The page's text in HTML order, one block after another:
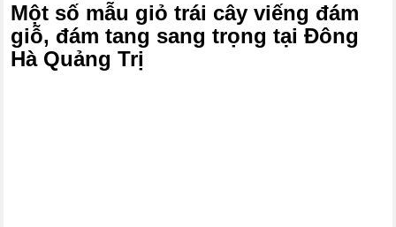
Một số mẫu giỏ trái cây viếng đám
giỗ, đám tang sang trọng tại Đông
Hà Quảng Trị